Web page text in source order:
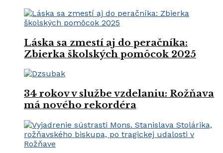
Láska sa zmestí aj do peračníka:
Zbierka školských pomôcok 2025
34 rokov v službe vzdelaniu: Rožňava
má nového rekordéra